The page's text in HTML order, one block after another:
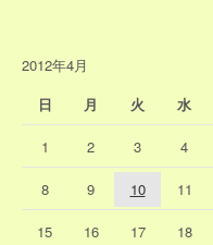
2012年4月
日
月 火 水
1 2 3 4
8 9 10 11
15 16 17 18